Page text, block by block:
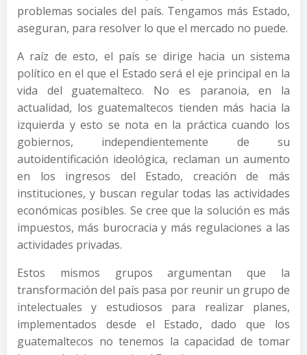
problemas sociales del país. Tengamos más Estado,
aseguran, para resolver lo que el mercado no puede.
A raíz de esto, el país se dirige hacia un sistema
político en el que el Estado será el eje principal en la
vida del guatemalteco. No es paranoia, en la
actualidad, los guatemaltecos tienden más hacia la
izquierda y esto se nota en la práctica cuando los
gobiernos, independientemente de su
autoidentificación ideológica, reclaman un aumento
en los ingresos del Estado, creación de más
instituciones, y buscan regular todas las actividades
económicas posibles. Se cree que la solución es más
impuestos, más burocracia y más regulaciones a las
actividades privadas.
Estos mismos grupos argumentan que la
transformación del país pasa por reunir un grupo de
intelectuales y estudiosos para realizar planes,
implementados desde el Estado, dado que los
guatemaltecos no tenemos la capacidad de tomar